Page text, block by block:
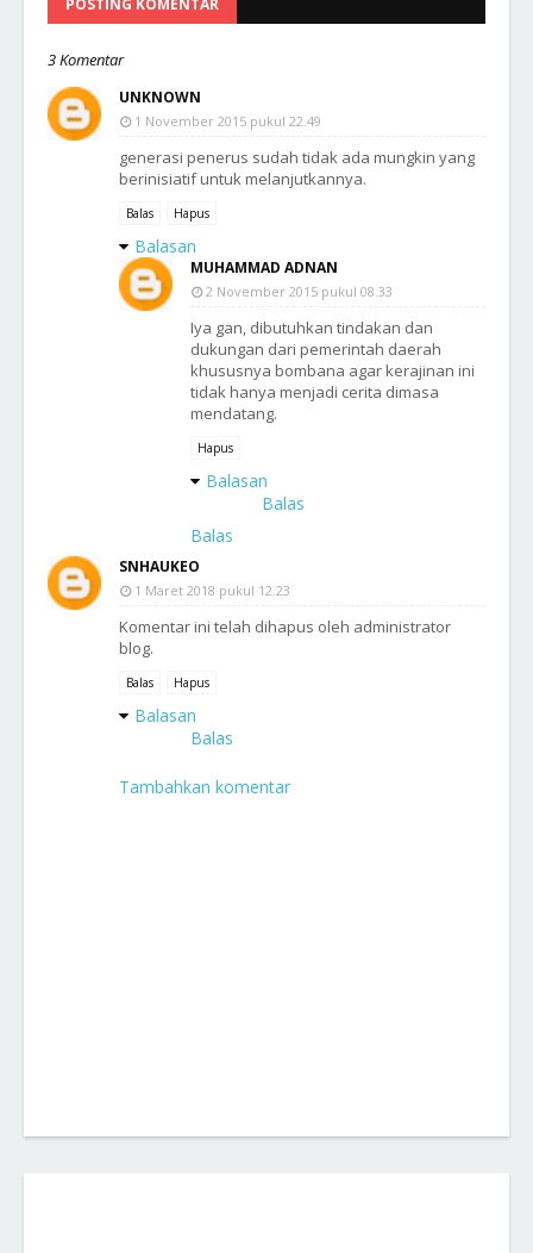
POSTING KOMENTAR
3 Komentar
UNKNOWN
1 November 2015 pukul 22.49
generasi penerus sudah tidak ada mungkin yang
berinisiatif untuk melanjutkannya.
Balas Hapus
Balasan
MUHAMMAD ADNAN
2 November 2015 pukul 08.33
Iya gan, dibutuhkan tindakan dan
dukungan dari pemerintah daerah
khususnya bombana agar kerajinan ini
tidak hanya menjadi cerita dimasa
mendatang.
Hapus
Balasan
Balas
Balas
SNHAUKEO
1 Maret 2018 pukul 12.23
Komentar ini telah dihapus oleh administrator
blog.
Balas Hapus
Balasan
Balas
Tambahkan komentar